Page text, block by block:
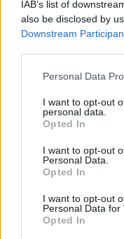
IAB’s list of
also be disclosed by
Downstream
Personal Data
I want to opt-out
personal data.
Opted In
I want to opt-out
Personal Data.
Opted In
I want to opt-out
Personal Data for
Opted In